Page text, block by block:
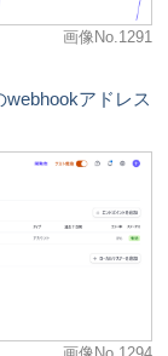
画像No.1291
アドレス